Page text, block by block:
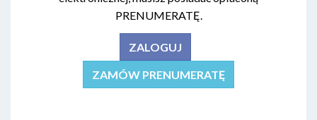
PRENUMERATĘ.
ZALOGUJ
ZAMÓW PRENUMERATĘ